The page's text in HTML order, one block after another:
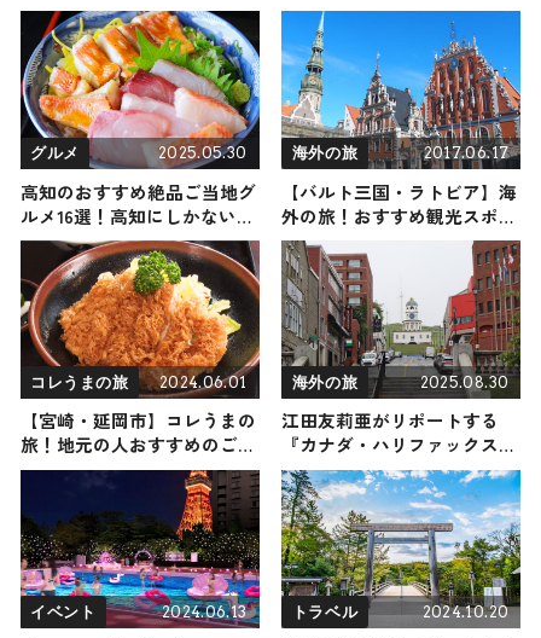
グルメ 2025.05.30
高知のおすすめ絶品ご当地グ
ルメ16選！高知にしかない名
物から人気の名店14選も紹介
海外の旅 2017.06.17
【バルト三国・ラトビア】海
外の旅！おすすめ観光スポッ
トやグルメをリポート
コレうまの旅 2024.06.01
【宮崎・延岡市】コレうまの
旅！地元の人おすすめのご当
地名物グルメ3選 2024年6月1
海外の旅 2025.08.30
江田友莉亜がリポートする
『カナダ・ハリファックス～
グラン・プレ』の旅！おすす
め観光スポットやグルメを紹
介 2025年8月30日放送
イベント 2024.06.13 トラベル 2024.10.20